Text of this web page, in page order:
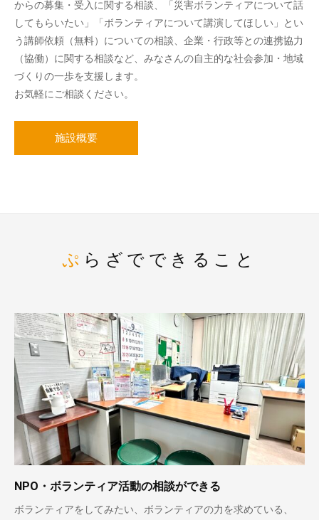
からの募集・受入に関する相談、「災害ボランティアについて話
してもらいたい」「ボランティアについて講演してほしい」とい
う講師依頼（無料）についての相談、企業・行政等との連携協力
（協働）に関する相談など、みなさんの自主的な社会参加・地域
づくりの一歩を支援します。
お気軽にご相談ください。
施設概要
ぷらざでできること
NPO・ボランティア活動の相談ができる
ボランティアをしてみたい、ボランティアの力を求めている、